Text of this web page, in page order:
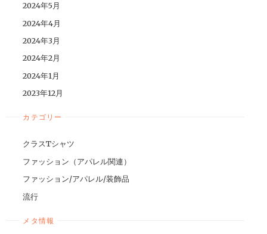
2024年5月
2024年4月
2024年3月
2024年2月
2024年1月
2023年12月
カテゴリー
クラスTシャツ
ファッション（アパレル関連）
ファッション/アパレル/装飾品
流行
メタ情報